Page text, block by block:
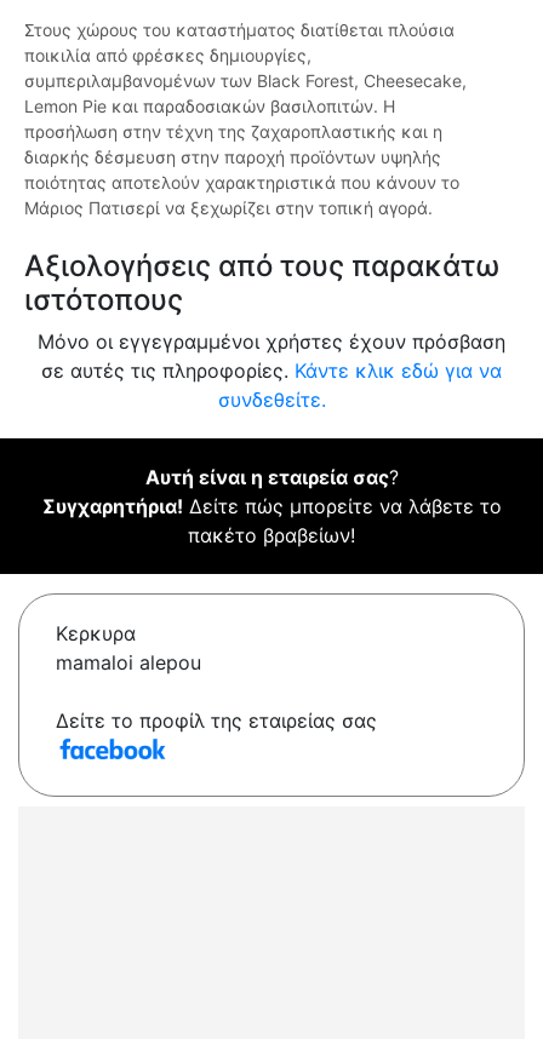
Στους χώρους του καταστήματος διατίθεται πλούσια
ποικιλία από φρέσκες δημιουργίες,
συμπεριλαμβανομένων των Black Forest, Cheesecake,
Lemon Pie και παραδοσιακών βασιλοπιτών. Η
προσήλωση στην τέχνη της ζαχαροπλαστικής και η
διαρκής δέσμευση στην παροχή προϊόντων υψηλής
ποιότητας αποτελούν χαρακτηριστικά που κάνουν το
Μάριος Πατισερί να ξεχωρίζει στην τοπική αγορά.
Αξιολογήσεις από τους παρακάτω
ιστότοπους
Μόνο οι εγγεγραμμένοι χρήστες έχουν πρόσβαση
σε αυτές τις πληροφορίες. Κάντε κλικ εδώ για να
συνδεθείτε.
Αυτή είναι η εταιρεία σας?
Συγχαρητήρια! Δείτε πώς μπορείτε να λάβετε το
πακέτο βραβείων!
Κερκυρα
mamaloi alepou
Δείτε το προφίλ της εταιρείας σας